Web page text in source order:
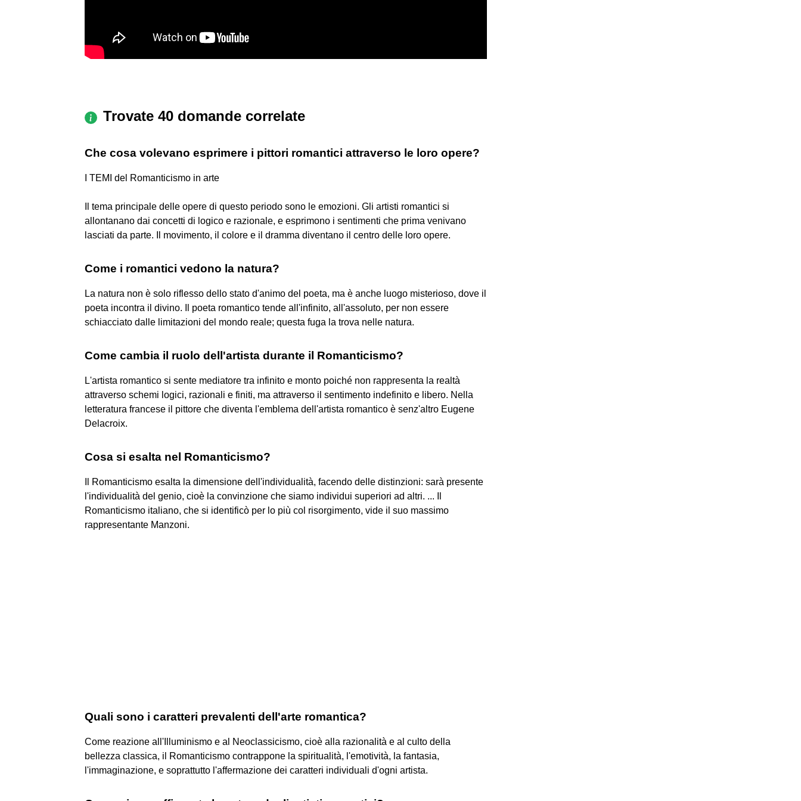
Trovate 40 domande correlate
Che cosa volevano esprimere i pittori romantici attraverso le loro opere?
I TEMI del Romanticismo in arte
Il tema principale delle opere di questo periodo sono le emozioni. Gli artisti romantici si
allontanano dai concetti di logico e razionale, e esprimono i sentimenti che prima venivano
lasciati da parte. Il movimento, il colore e il dramma diventano il centro delle loro opere.
Come i romantici vedono la natura?
La natura non è solo riflesso dello stato d'animo del poeta, ma è anche luogo misterioso, dove il
poeta incontra il divino. Il poeta romantico tende all'infinito, all'assoluto, per non essere
schiacciato dalle limitazioni del mondo reale; questa fuga la trova nelle natura.
Come cambia il ruolo dell'artista durante il Romanticismo?
L'artista romantico si sente mediatore tra infinito e monto poiché non rappresenta la realtà
attraverso schemi logici, razionali e finiti, ma attraverso il sentimento indefinito e libero. Nella
letteratura francese il pittore che diventa l'emblema dell'artista romantico è senz'altro Eugene
Delacroix.
Cosa si esalta nel Romanticismo?
Il Romanticismo esalta la dimensione dell'individualità, facendo delle distinzioni: sarà presente
l'individualità del genio, cioè la convinzione che siamo individui superiori ad altri. ... Il
Romanticismo italiano, che si identificò per lo più col risorgimento, vide il suo massimo
rappresentante Manzoni.
Quali sono i caratteri prevalenti dell'arte romantica?
Come reazione all'Illuminismo e al Neoclassicismo, cioè alla razionalità e al culto della
bellezza classica, il Romanticismo contrappone la spiritualità, l'emotività, la fantasia,
l'immaginazione, e soprattutto l'affermazione dei caratteri individuali d'ogni artista.